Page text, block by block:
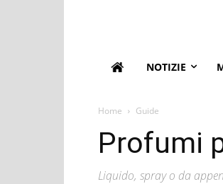
NOTIZIE
Home Guide
Profumi
Liquido, spray o da